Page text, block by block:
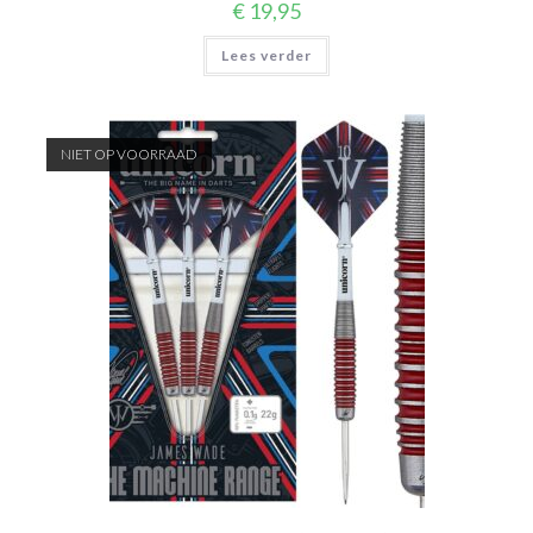
€ 19,95
Lees verder
NIET OP VOORRAAD